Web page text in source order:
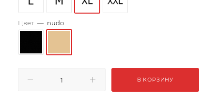
Цвет — nudo
В КОРЗИНУ